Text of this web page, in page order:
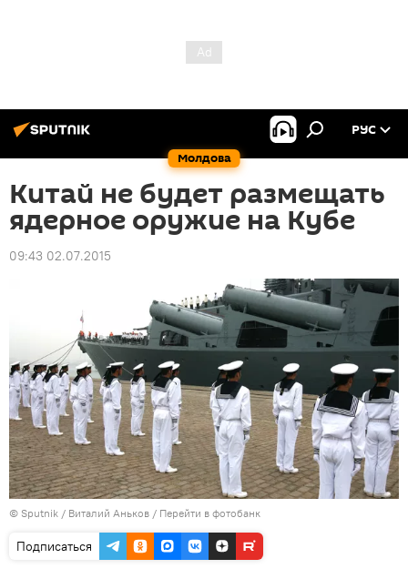
Молдова
РУС
Китай не будет размещать
ядерное оружие на Кубе
09:43 02.07.2015
© Sputnik / Виталий Аньков / Перейти в фотобанк
Подписаться